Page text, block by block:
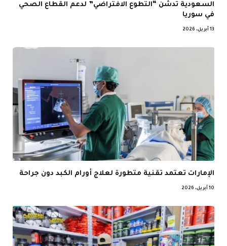
السعودية تدشن “التطوع الافتراضي” لدعم القطاع الصحي
في سوريا
13 أبريل، 2026
الإمارات تعتمد تقنية متطورة لعلاج أورام الكبد دون جراحة
10 أبريل، 2026